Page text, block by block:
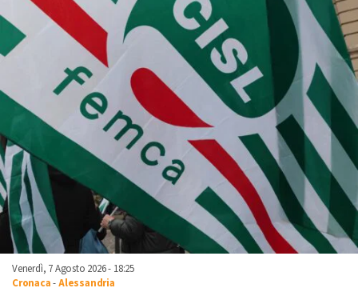
Venerdì, 7 Agosto 2026 - 18:25
Cronaca-Alessandria